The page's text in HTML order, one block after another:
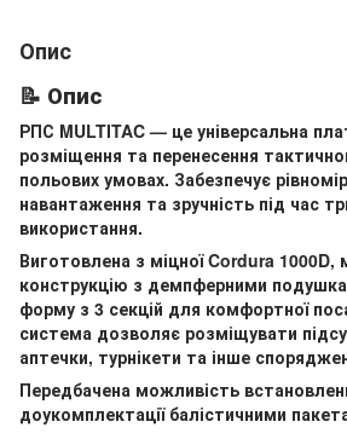
Опис
📝 Опис
РПС MULTITAC — це універсальна
розміщення та перенесення
польових умовах. Забезпечує
навантаження та зручність під час
використання.
Виготовлена з міцної Cordura
конструкцію з демпферними
форму з 3 секцій для комфортної
система дозволяє розміщувати
аптечки, турнікети та інше
Передбачена можливість
доукомплектації балістичними